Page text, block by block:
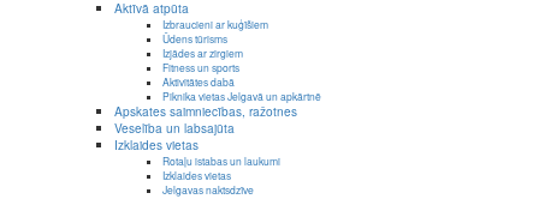
Aktīvā atpūta
Izbraucieni ar kuģīšiem
Ūdens tūrisms
Izjādes ar zirgiem
Fitness un sports
Aktivitātes dabā
Piknika vietas Jelgavā un apkārtnē
Apskates saimniecības, ražotnes
Veselība un labsajūta
Izklaides vietas
Rotaļu istabas un laukumi
Izklaides vietas
Jelgavas naktsdzīve